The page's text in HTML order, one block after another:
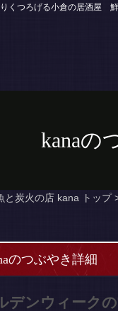
くつろげる小倉の居酒屋
kanaの
炭火の店 kana トップ
のつぶやき詳細
デンウィーク